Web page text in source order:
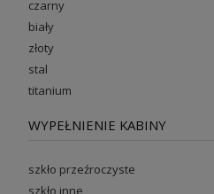
czarny
biały
złoty
stal
titanium
WYPEŁNIENIE KABINY
szkło przeźroczyste
szkło inne